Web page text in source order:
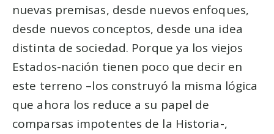
nuevas premisas, desde nuevos enfoques,
desde nuevos conceptos, desde una idea
distinta de sociedad. Porque ya los viejos
Estados-nación tienen poco que decir en
este terreno –los construyó la misma lógica
que ahora los reduce a su papel de
comparsas impotentes de la Historia-,